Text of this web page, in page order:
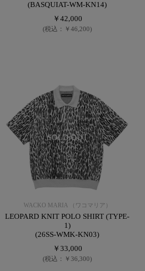
(BASQUIAT-WM-KN14)
￥42,000
(税込：￥46,200)
SOLD OUT
WACKO MARIA （ワコマリア）
LEOPARD KNIT POLO SHIRT (TYPE-
1)
(26SS-WMK-KN03)
￥33,000
(税込：￥36,300)